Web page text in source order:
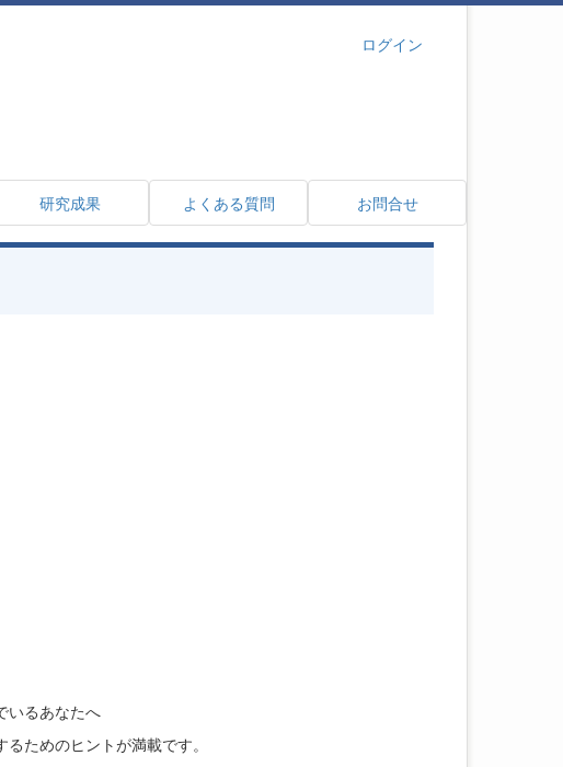
ログイン
研究成果 よくある質問 お問合せ
いるあなたへ
ためのヒントが満載です。